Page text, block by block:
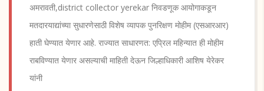
अमरावती,district collector yerekar निवडणूक आयोगाकडून
मतदारयाद्यांच्या सुधारणेसाठी विशेष व्यापक पुनरिक्षण मोहीम (एसआरआर)
हाती घेण्यात येणार आहे. राज्यात साधारणत: एप्रिल महिन्यात ही मोहीम
राबविण्यात येणार असल्याची माहिती देऊन जिल्हाधिकारी आशिष येरेकर
यांनी